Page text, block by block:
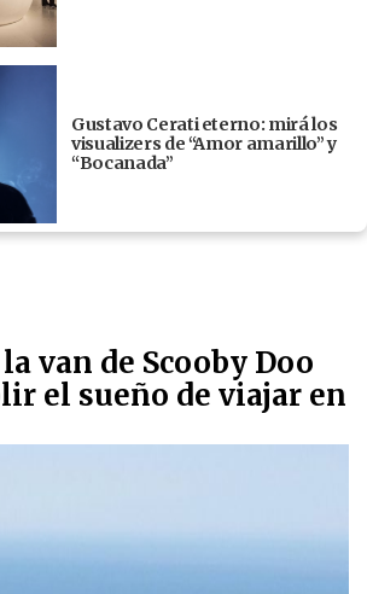
Gustavo Cerati eterno: mirá los
visualizers de “Amor amarillo” y
“Bocanada”
van de Scooby Doo
el sueño de viajar en